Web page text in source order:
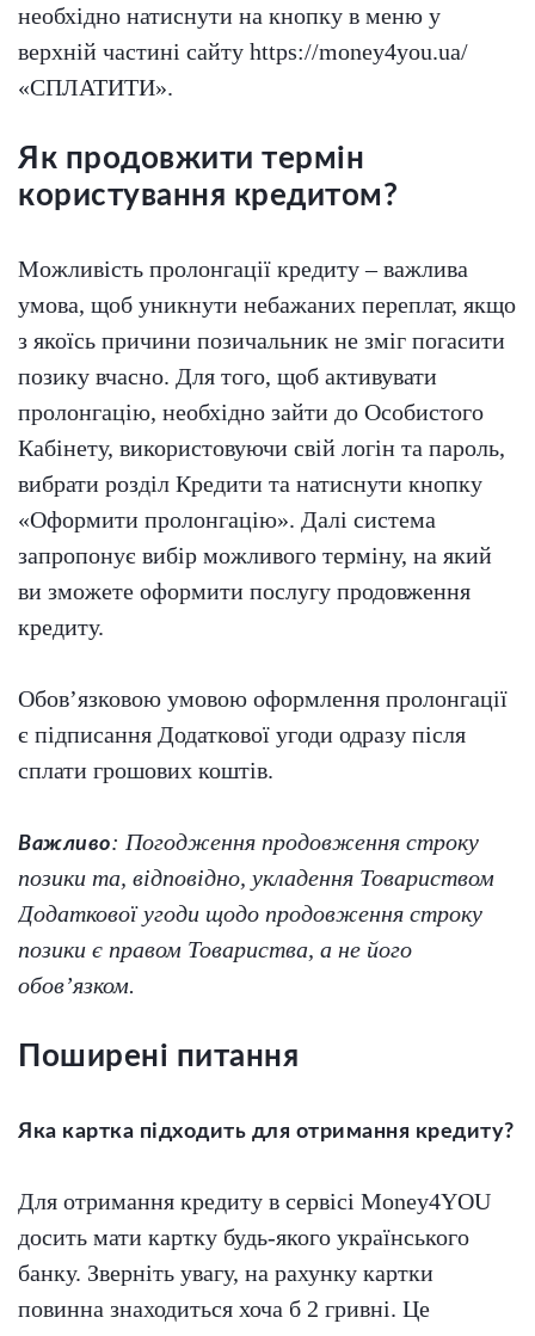
необхідно натиснути на кнопку в меню у
верхній частині сайту https://money4you.ua/
«СПЛАТИТИ».
Як продовжити термін
користування кредитом?
Можливість пролонгації кредиту – важлива
умова, щоб уникнути небажаних переплат, якщо
з якоїсь причини позичальник не зміг погасити
позику вчасно. Для того, щоб активувати
пролонгацію, необхідно зайти до Особистого
Кабінету, використовуючи свій логін та пароль,
вибрати розділ Кредити та натиснути кнопку
«Оформити пролонгацію». Далі система
запропонує вибір можливого терміну, на який
ви зможете оформити послугу продовження
кредиту.
Обов’язковою умовою оформлення пролонгації
є підписання Додаткової угоди одразу після
сплати грошових коштів.
Важливо: Погодження продовження строку
позики та, відповідно, укладення Товариством
Додаткової угоди щодо продовження строку
позики є правом Товариства, а не його
обов’язком.
Поширені питання
Яка картка підходить для отримання кредиту?
Для отримання кредиту в сервісі Money4YOU
досить мати картку будь-якого українського
банку. Зверніть увагу, на рахунку картки
повинна знаходиться хоча б 2 гривні. Це